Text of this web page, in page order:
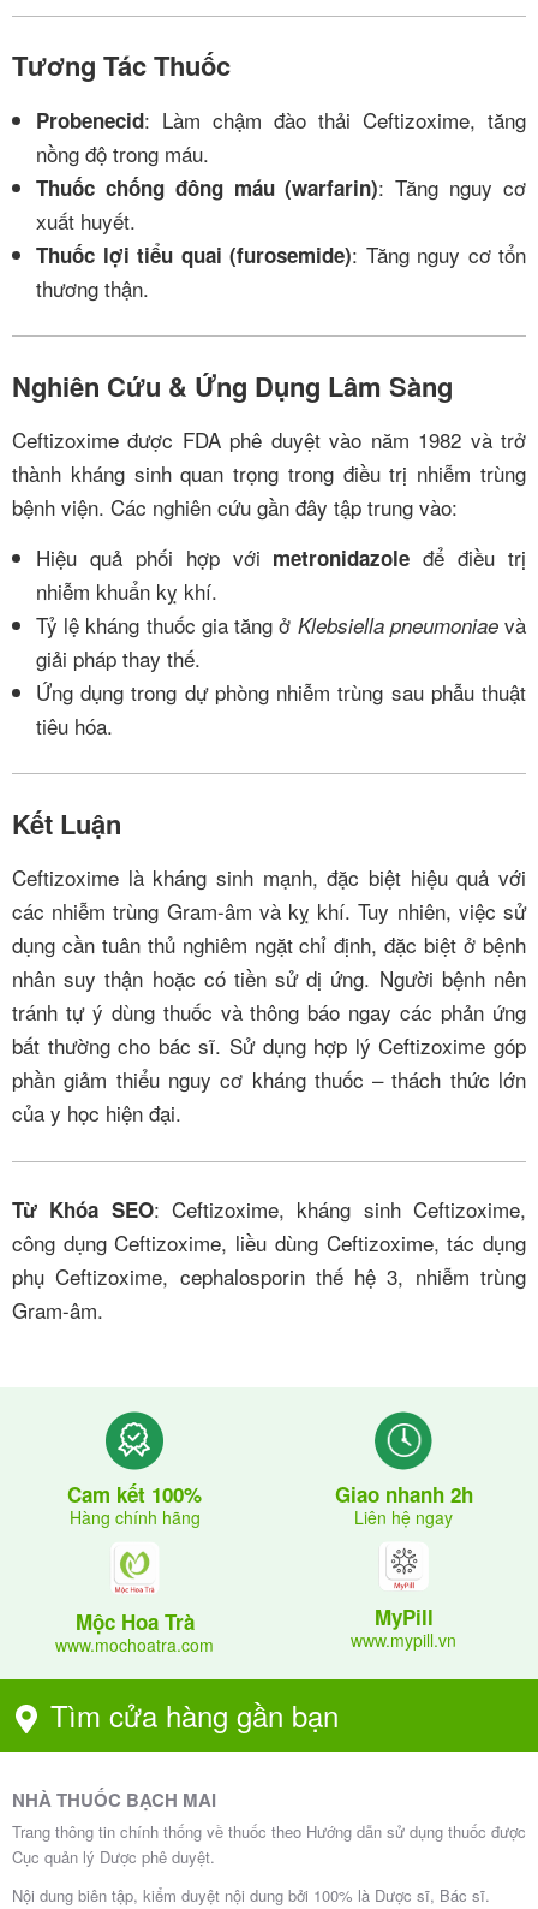
Tương Tác Thuốc
Probenecid: Làm chậm đào thải Ceftizoxime, tăng
nồng độ trong máu.
Thuốc chống đông máu (warfarin): Tăng nguy cơ
xuất huyết.
Thuốc lợi tiểu quai (furosemide): Tăng nguy cơ tổn
thương thận.
Nghiên Cứu & Ứng Dụng Lâm Sàng
Ceftizoxime được FDA phê duyệt vào năm 1982 và trở
thành kháng sinh quan trọng trong điều trị nhiễm trùng
bệnh viện. Các nghiên cứu gần đây tập trung vào:
Hiệu quả phối hợp với metronidazole để điều trị
nhiễm khuẩn kỵ khí.
Tỷ lệ kháng thuốc gia tăng ở Klebsiella pneumoniaevà
giải pháp thay thế.
Ứng dụng trong dự phòng nhiễm trùng sau phẫu thuật
tiêu hóa.
Kết Luận
Ceftizoxime là kháng sinh mạnh, đặc biệt hiệu quả với
các nhiễm trùng Gram-âm và kỵ khí. Tuy nhiên, việc sử
dụng cần tuân thủ nghiêm ngặt chỉ định, đặc biệt ở bệnh
nhân suy thận hoặc có tiền sử dị ứng. Người bệnh nên
tránh tự ý dùng thuốc và thông báo ngay các phản ứng
bất thường cho bác sĩ. Sử dụng hợp lý Ceftizoxime góp
phần giảm thiểu nguy cơ kháng thuốc – thách thức lớn
của y học hiện đại.
Từ Khóa SEO: Ceftizoxime, kháng sinh Ceftizoxime,
công dụng Ceftizoxime, liều dùng Ceftizoxime, tác dụng
phụ Ceftizoxime, cephalosporin thế hệ 3, nhiễm trùng
Gram-âm.
Cam kết 100%
Hàng chính hãng
Giao nhanh 2h
Liên hệ ngay
Mộc Hoa Trà
www.mochoatra.com
MyPill
www.mypill.vn
Tìm cửa hàng gần bạn
NHÀ THUỐC BẠCH MAI
Trang thông tin chính thống về thuốc theo Hướng dẫn sử dụng thuốc được
Cục quản lý Dược phê duyệt.
Nội dung biên tập, kiểm duyệt nội dung bởi 100% là Dược sĩ, Bác sĩ.